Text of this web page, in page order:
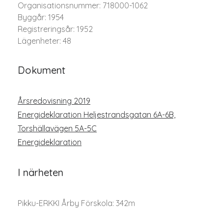
Organisationsnummer: 718000-1062
Byggår: 1954
Registreringsår: 1952
Lägenheter: 48
Dokument
Årsredovisning 2019
Energideklaration Heljestrandsgatan 6A-6B,
Torshällavägen 5A-5C
Energideklaration
I närheten
Pikku-ERKKI Årby Förskola: 342m